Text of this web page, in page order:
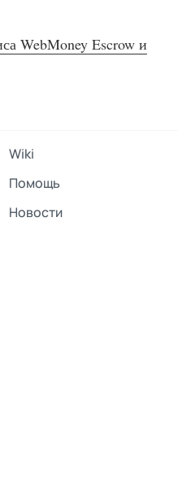
WebMoney Escrow и
Wiki
Помощь
Новости